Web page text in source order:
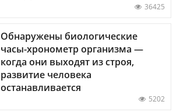
36425
Обнаружены биологические
часы-хронометр организма —
когда они выходят из строя,
развитие человека
останавливается
5202